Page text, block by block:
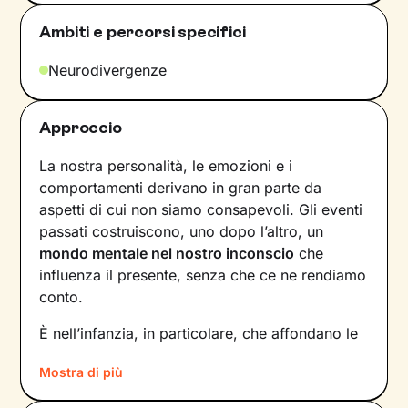
Ambiti e percorsi specifici
Neurodivergenze
Approccio
La nostra personalità, le emozioni e i
comportamenti derivano in gran parte da
aspetti di cui non siamo consapevoli. Gli eventi
passati costruiscono, uno dopo l’altro, un
mondo mentale nel nostro inconscio che
influenza il presente, senza che ce ne rendiamo
conto.
È nell’infanzia, in particolare, che affondano le
e agire: leesperienze vissute in famiglia
infatti, vengono apprese, memorizzate e
Mostra di più